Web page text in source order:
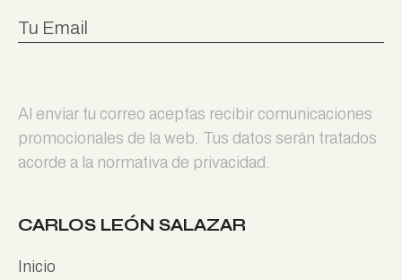
Al enviar tu correo aceptas recibir comunicaciones
promocionales de la web. Tus datos serán tratados
acorde a la normativa de privacidad.
CARLOS LEÓN SALAZAR
Inicio